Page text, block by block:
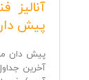
پیش
پیش دان
آخرین